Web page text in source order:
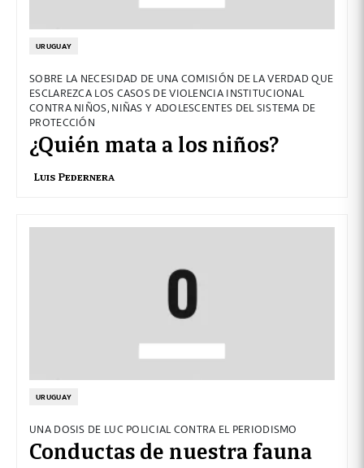
URUGUAY
SOBRE LA NECESIDAD DE UNA COMISIÓN DE LA VERDAD QUE
ESCLAREZCA LOS CASOS DE VIOLENCIA INSTITUCIONAL
CONTRA NIÑOS, NIÑAS Y ADOLESCENTES DEL SISTEMA DE
PROTECCIÓN
¿Quién mata a los niños?
Luis Pedernera
URUGUAY
UNA DOSIS DE LUC POLICIAL CONTRA EL PERIODISMO
Conductas de nuestra fauna